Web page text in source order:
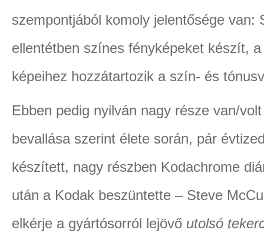
szempontjából komoly jelentősége van:
ellentétben színes fényképeket készít,
képeihez hozzátartozik a szín- és
Ebben pedig nyilván nagy része van/
bevallása szerint élete során, pár
készített, nagy részben Kodachrome
után a Kodak beszüntette – Steve
elkérje a gyártósorról lejövő utolsó